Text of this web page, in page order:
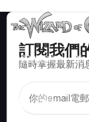
訂閱我們
隨時掌握最新消
賭場遊戲如二十一點
正確策略與資訊。